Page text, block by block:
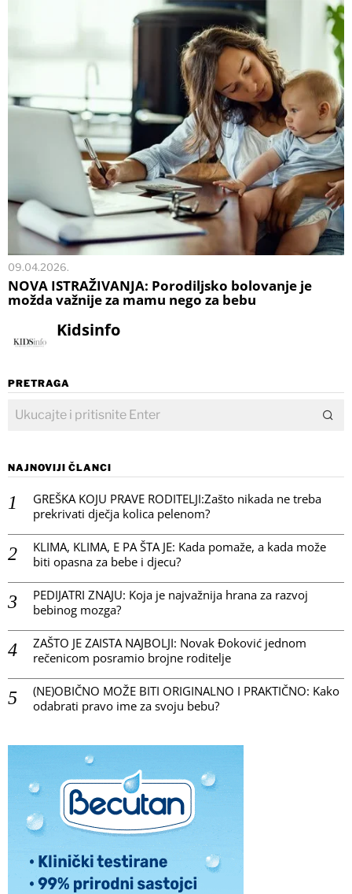
09.04.2026.
NOVA ISTRAŽIVANJA: Porodiljsko bolovanje je
možda važnije za mamu nego za bebu
Kidsinfo
PRETRAGA
NAJNOVIJI ČLANCI
GREŠKA KOJU PRAVE RODITELJI:Zašto nikada ne treba
prekrivati dječja kolica pelenom?
KLIMA, KLIMA, E PA ŠTA JE: Kada pomaže, a kada može
biti opasna za bebe i djecu?
PEDIJATRI ZNAJU: Koja je najvažnija hrana za razvoj
bebinog mozga?
ZAŠTO JE ZAISTA NAJBOLJI: Novak Đoković jednom
rečenicom posramio brojne roditelje
(NE)OBIČNO MOŽE BITI ORIGINALNO I PRAKTIČNO: Kako
odabrati pravo ime za svoju bebu?